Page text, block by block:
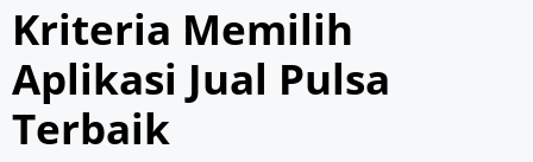
Kriteria Memilih
Aplikasi Jual Pulsa
Terbaik